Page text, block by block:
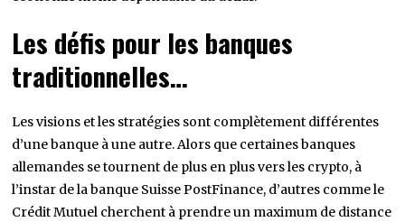
Les défis pour les banques
traditionnelles…
Les visions et les stratégies sont complètement différentes
d’une banque à une autre. Alors que certaines banques
allemandes se tournent de plus en plus vers les crypto, à
l’instar de la banque Suisse PostFinance, d’autres comme le
Crédit Mutuel cherchent à prendre un maximum de distance